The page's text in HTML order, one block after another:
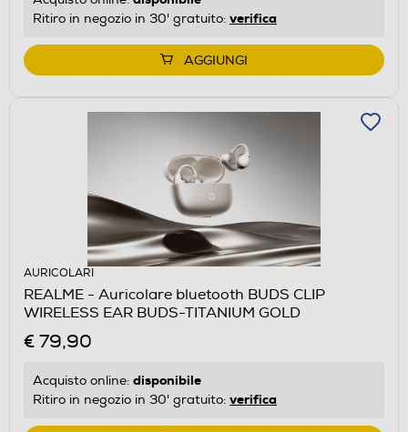
Ritiro in negozio in 30' gratuito: verifica
AGGIUNGI
AURICOLARI
REALME - Auricolare bluetooth BUDS CLIP
WIRELESS EAR BUDS-TITANIUM GOLD
€ 79,90
Acquisto online: disponibile
Ritiro in negozio in 30' gratuito: verifica